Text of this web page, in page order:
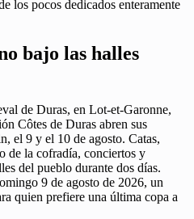
los pocos dedicados enteramente
bajo las halles
de Duras, en Lot-et-Garonne,
Côtes de Duras abren sus
el 9 y el 10 de agosto. Catas,
de la cofradía, conciertos y
del pueblo durante dos días.
9 de agosto de 2026, un
quien prefiere una última copa a